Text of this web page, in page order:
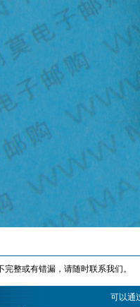
整或有错漏，请随时联系我们。
可以通